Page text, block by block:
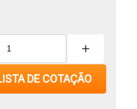
DE COTAÇÃO